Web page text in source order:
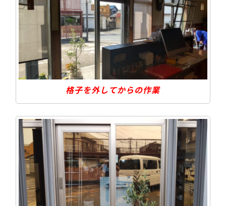
格子を外してからの作業